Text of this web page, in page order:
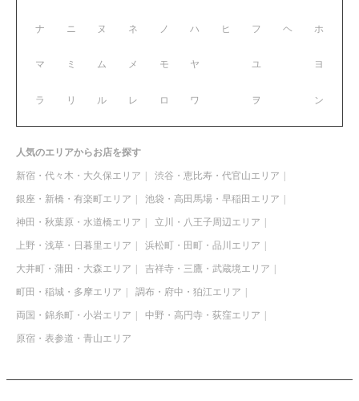
ナ ニ ヌ ネ ノ
マ ミ ム メ モ
ラ リ ル レ ロ
ハ ヒ フ ヘ ホ
ヤ ユ ヨ
ワ ヲ ン
人気のエリアからお店を探す
新宿・代々木・大久保エリア 渋谷・恵比寿・代官山エリア
銀座・新橋・有楽町エリア 池袋・高田馬場・早稲田エリア
神田・秋葉原・水道橋エリア 立川・八王子周辺エリア
上野・浅草・日暮里エリア 浜松町・田町・品川エリア
大井町・蒲田・大森エリア 吉祥寺・三鷹・武蔵境エリア
町田・稲城・多摩エリア 調布・府中・狛江エリア
両国・錦糸町・小岩エリア 中野・高円寺・荻窪エリア
原宿・表参道・青山エリア